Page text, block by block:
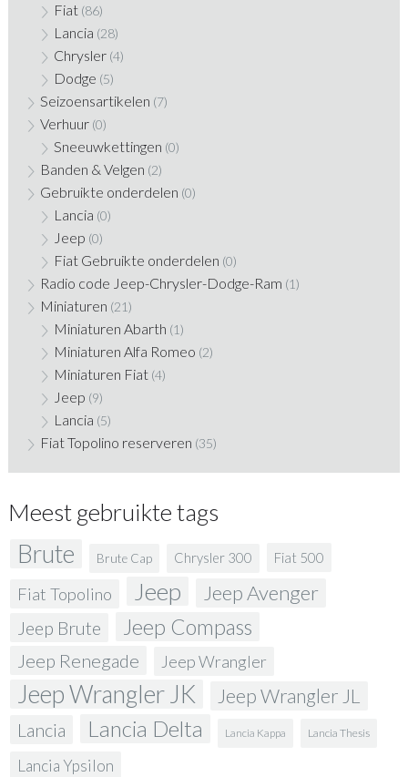
Fiat (86)
Lancia (28)
Chrysler (4)
Dodge (5)
Seizoensartikelen (7)
Verhuur (0)
Sneeuwkettingen (0)
Banden & Velgen (2)
Gebruikte onderdelen (0)
Lancia (0)
Jeep (0)
Fiat Gebruikte onderdelen (0)
Radio code Jeep-Chrysler-Dodge-Ram (1)
Miniaturen (21)
Miniaturen Abarth (1)
Miniaturen Alfa Romeo (2)
Miniaturen Fiat (4)
Jeep (9)
Lancia (5)
Fiat Topolino reserveren (35)
Meest gebruikte tags
Brute Brute Cap Chrysler 300 Fiat 500
Fiat Topolino Jeep Jeep Avenger
Jeep Brute Jeep Compass
Jeep Renegade Jeep Wrangler
Jeep Wrangler JK Jeep Wrangler JL
Lancia Lancia Delta Lancia Kappa Lancia Thesis
Lancia Ypsilon